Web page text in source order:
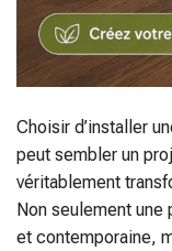
Choisir d’installer
peut sembler un
véritablement
Non seulement
et contemporaine,